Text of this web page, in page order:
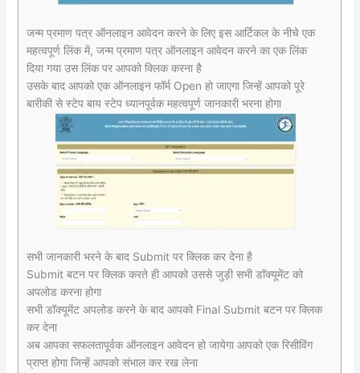
जन्म प्रमाण पत्र ऑनलाइन आवेदन करने के लिए इस आर्टिकल के नीचे एक
महत्वपूर्ण लिंक में, जन्म प्रमाण पत्र ऑनलाइन आवेदन करने का एक लिंक
दिया गया उस लिंक पर आपको क्लिक करना है
उसके बाद आपको एक ऑनलाइन फॉर्म Open हो जाएगा जिन्हें आपको पूरे
बारीकी से स्टेप बाय स्टेप ध्यानपूर्वक महत्वपूर्ण जानकारी भरना होगा
सभी जानकारी भरने के बाद Submit पर क्लिक कर देना है
Submit बटन पर क्लिक करते ही आपको उससे जुड़ी सभी डॉक्यूमेंट को
अपलोड करना होगा
सभी डॉक्यूमेंट अपलोड करने के बाद आपको Final Submit बटन पर क्लिक
कर देना
अब आपका सफलतापूर्वक ऑनलाइन आवेदन हो जायेगा आपको एक रिसीविंग
प्राप्त होगा जिन्हें आपको संभाल कर रख लेना